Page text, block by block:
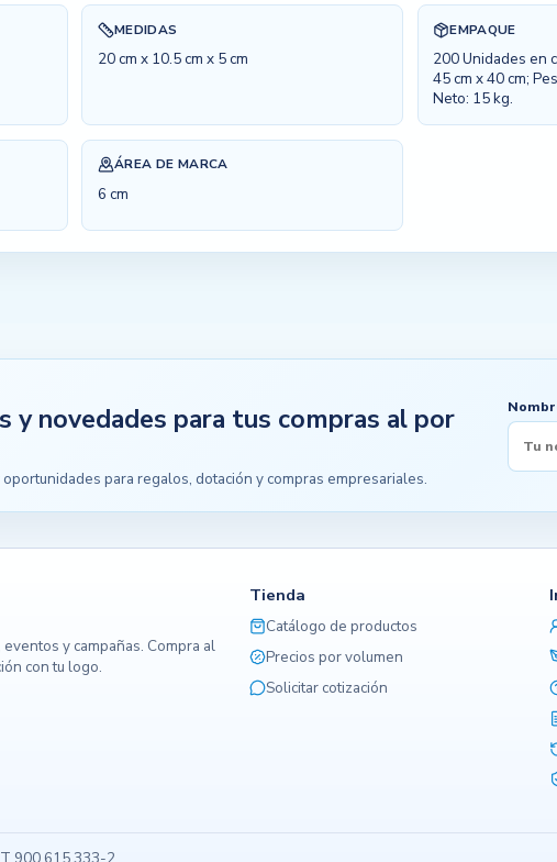
MEDIDAS
20 cm x 10.5 cm x 5 cm
EMPAQUE
200 Unidades en
45 cm x 40 cm;
Neto: 15 kg.
ÁREA DE MARCA
6 cm
y novedades para tus compras al por
para regalos, dotación y compras empresariales.
y campañas. Compra al
con tu logo.
Tienda
Catálogo de productos
Precios por volumen
Solicitar cotización